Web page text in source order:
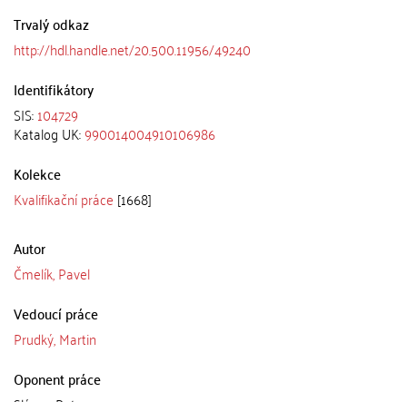
Trvalý odkaz
http://hdl.handle.net/20.500.11956/49240
Identifikátory
SIS:104729
Katalog UK:990014004910106986
Kolekce
Kvalifikační práce [1668]
Autor
Čmelík, Pavel
Vedoucí práce
Prudký, Martin
Oponent práce